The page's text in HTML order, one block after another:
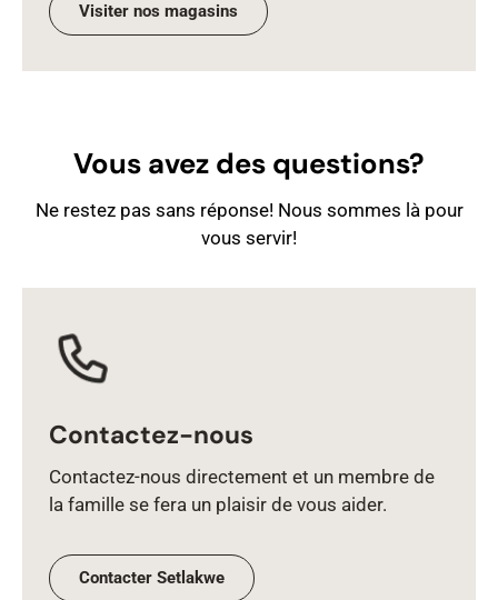
Visiter nos magasins
Vous avez des questions?
Ne restez pas sans réponse! Nous sommes là pour
vous servir!
Contactez-nous
Contactez‑nous directement et un membre de
la famille se fera un plaisir de vous aider.
Contacter Setlakwe